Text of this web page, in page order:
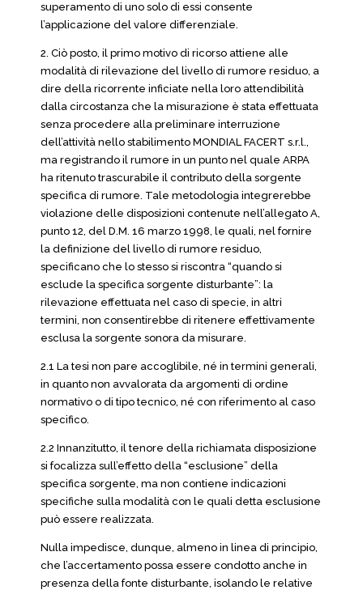
superamento di uno solo di essi consente
l’applicazione del valore differenziale.
2. Ciò posto, il primo motivo di ricorso attiene alle
modalità di rilevazione del livello di rumore residuo, a
dire della ricorrente inficiate nella loro attendibilità
dalla circostanza che la misurazione è stata effettuata
senza procedere alla preliminare interruzione
dell’attività nello stabilimento MONDIAL FACERT s.r.l.,
ma registrando il rumore in un punto nel quale ARPA
ha ritenuto trascurabile il contributo della sorgente
specifica di rumore. Tale metodologia integrerebbe
violazione delle disposizioni contenute nell’allegato A,
punto 12, del D.M. 16 marzo 1998, le quali, nel fornire
la definizione del livello di rumore residuo,
specificano che lo stesso si riscontra “quando si
esclude la specifica sorgente disturbante”: la
rilevazione effettuata nel caso di specie, in altri
termini, non consentirebbe di ritenere effettivamente
esclusa la sorgente sonora da misurare.
2.1 La tesi non pare accoglibile, né in termini generali,
in quanto non avvalorata da argomenti di ordine
normativo o di tipo tecnico, né con riferimento al caso
specifico.
2.2 Innanzitutto, il tenore della richiamata disposizione
si focalizza sull’effetto della “esclusione” della
specifica sorgente, ma non contiene indicazioni
specifiche sulla modalità con le quali detta esclusione
può essere realizzata.
Nulla impedisce, dunque, almeno in linea di principio,
che l’accertamento possa essere condotto anche in
presenza della fonte disturbante, isolando le relative